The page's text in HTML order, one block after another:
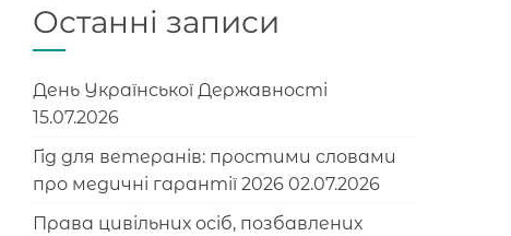
Останні записи
День Української Державності
15.07.2026
Гід для ветеранів: простими словами
про медичні гарантії 2026 02.07.2026
Права цивільних осіб, позбавлених